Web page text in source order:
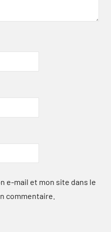
e-mail et mon site dans le
commentaire.